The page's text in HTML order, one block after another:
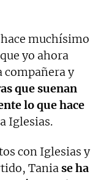
muchísimo
yo ahora
compañera y
que suenan
lo que hace
Iglesias.
con Iglesias y
Tania se ha